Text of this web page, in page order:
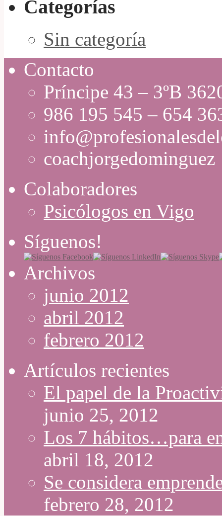
Categorías
Sin categoría
Contacto
Príncipe 43 – 3ºB
986 195 545 – 654
coachjorgedominguez
Colaboradores
Psicólogos en Vigo
Síguenos!
Archivos
junio 2012
abril 2012
febrero 2012
Artículos recientes
El papel de la
junio 25, 2012
Los 7 hábitos…para
abril 18, 2012
Se considera
febrero 28, 2012